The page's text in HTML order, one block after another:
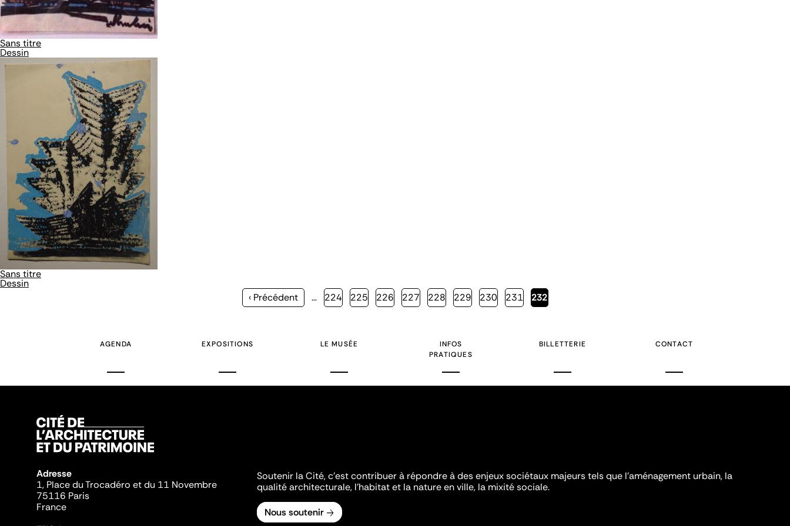
Sans titre
Dessin
Sans titre
Dessin
Page
‹ Précédent … Page
224 Page
225 Page
226 Page
227 Page
228 Page
229 Page
230 Page
231
Page
232
AGENDA EXPOSITIONS LE MUSÉE
INFOS
PRATIQUES
BILLETTERIE CONTACT
Adresse
1, Place du Trocadéro et du 11 Novembre
75116 Paris
France
Soutenir la Cité, c'est contribuer à répondre à des enjeux sociétaux majeurs tels que l'aménagement urbain, la
qualité architecturale, l'habitat et la nature en ville, la mixité sociale.
Nous soutenir